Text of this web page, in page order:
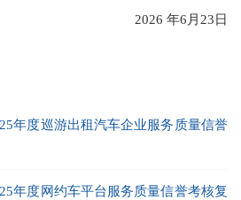
2026 年6月23日
年度巡游出租汽车企业服务质量信誉
年度网约车平台服务质量信誉考核复